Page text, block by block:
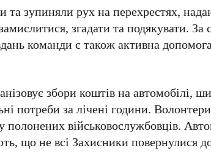
та зупиняли рух на перехрестях,
згадати та подякувати. За
команди є також активна
збори коштів на автомобілі,
потреби за лічені години.
військовослужбовців.
що не всі Захисники повернулися